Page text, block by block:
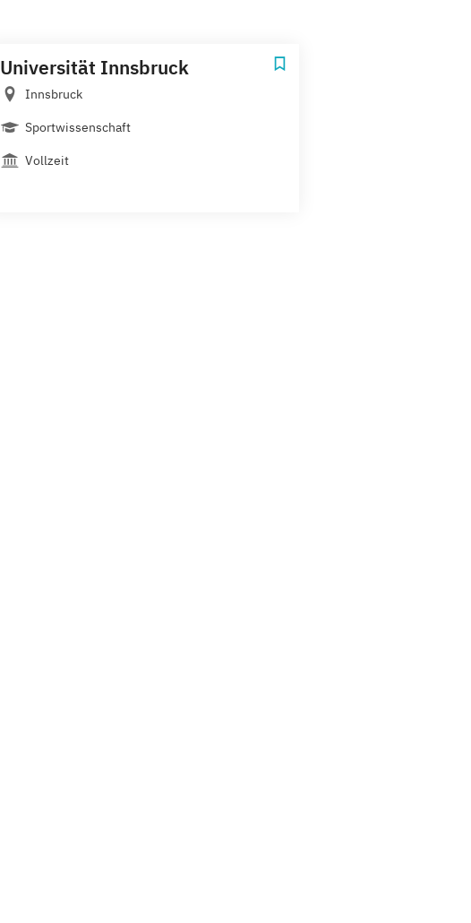
Universität Innsbruck
Innsbruck
Sportwissenschaft
Vollzeit